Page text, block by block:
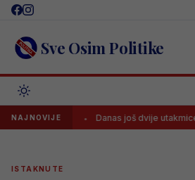
Skip
content Sve Osim Politike
NAJNOVIJEDanas još dvije utakmice Premijer
ISTAKNUTE